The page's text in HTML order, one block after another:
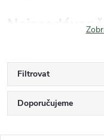
Filtrovat
a
Doporučujeme